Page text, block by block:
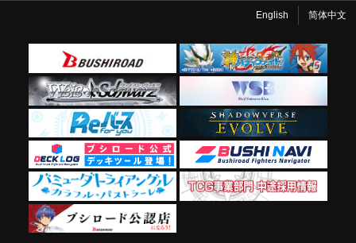
English 简体中文